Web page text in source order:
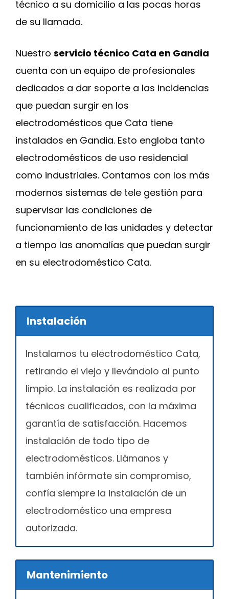
técnico a su domicilio a las pocas horas
de su llamada.
Nuestro servicio técnico Cata en Gandia
cuenta con un equipo de profesionales
dedicados a dar soporte a las incidencias
que puedan surgir en los
electrodomésticos que Cata tiene
instalados en Gandia. Esto engloba tanto
electrodomésticos de uso residencial
como industriales. Contamos con los más
modernos sistemas de tele gestión para
supervisar las condiciones de
funcionamiento de las unidades y detectar
a tiempo las anomalías que puedan surgir
en su electrodoméstico Cata.
Instalación
Instalamos tu electrodoméstico Cata,
retirando el viejo y llevándolo al punto
limpio. La instalación es realizada por
técnicos cualificados, con la máxima
garantía de satisfacción. Hacemos
instalación de todo tipo de
electrodomésticos. Llámanos y
también infórmate sin compromiso,
confía siempre la instalación de un
electrodoméstico una empresa
autorizada.
Mantenimiento